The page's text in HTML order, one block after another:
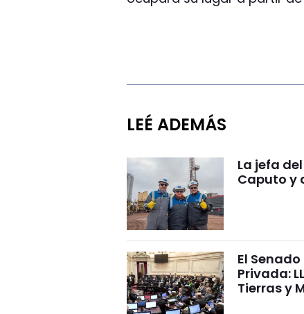
LEÉ ADEMÁS
La jefa
Caputo y
El
Privada:
Tierras y